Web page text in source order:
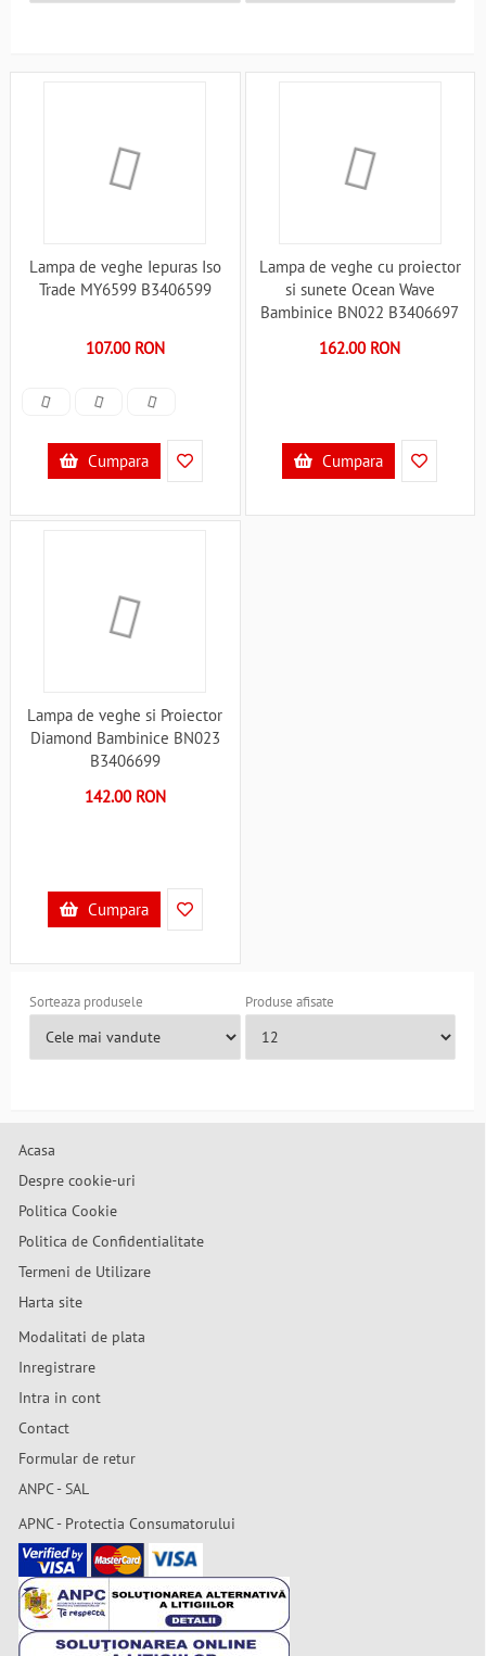
Lampa de veghe Iepuras Iso
Trade MY6599 B3406599
107.00 RON
Cumpara
Lampa de veghe cu proiector
si sunete Ocean Wave
Bambinice BN022 B3406697
162.00 RON
Cumpara
Lampa de veghe si Proiector
Diamond Bambinice BN023
B3406699
142.00 RON
Cumpara
Sorteaza produsele Produse afisate
Acasa
Despre cookie-uri
Politica Cookie
Politica de Confidentialitate
Termeni de Utilizare
Harta site
Modalitati de plata
Inregistrare
Intra in cont
Contact
Formular de retur
ANPC - SAL
APNC - Protectia Consumatorului